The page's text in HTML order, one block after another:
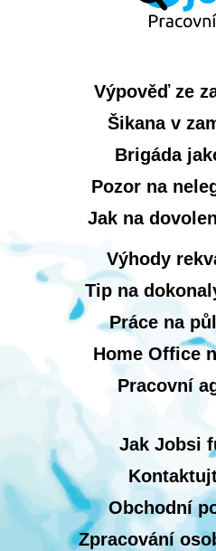
Výpověď ze
Šikana v
Brigáda
Pozor na
Jak na
Výhody
Tip na
Práce na
Home Office
Pracovní
Jak Jobsi
Obchodní
Zpracování